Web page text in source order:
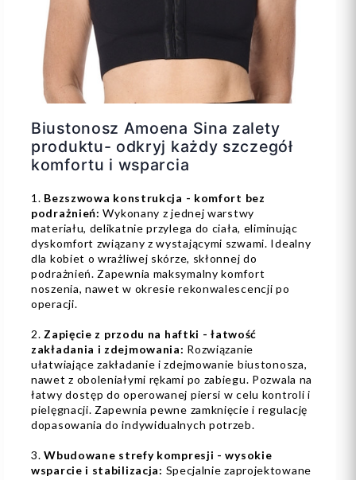
Biustonosz Amoena Sina zalety
produktu- odkryj każdy szczegół
komfortu i wsparcia
1. Bezszwowa konstrukcja - komfort bez
podrażnień:Wykonany z jednej warstwy
materiału, delikatnie przylega do ciała, eliminując
dyskomfort związany z wystającymi szwami. Idealny
dla kobiet o wrażliwej skórze, skłonnej do
podrażnień. Zapewnia maksymalny komfort
noszenia, nawet w okresie rekonwalescencji po
operacji.
2. Zapięcie z przodu na haftki - łatwość
zakładania i zdejmowania: Rozwiązanie
ułatwiające zakładanie i zdejmowanie biustonosza,
nawet z oboleniałymi rękami po zabiegu. Pozwala na
łatwy dostęp do operowanej piersi w celu kontroli i
pielęgnacji. Zapewnia pewne zamknięcie i regulację
dopasowania do indywidualnych potrzeb.
3.Wbudowane strefy kompresji - wysokie
wsparcie i stabilizacja: Specjalnie zaprojektowane